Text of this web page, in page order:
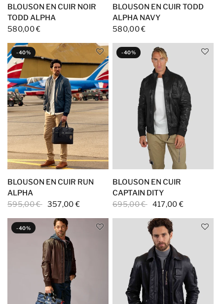
BLOUSON EN CUIR NOIR
TODD ALPHA
580,00 €
BLOUSON EN CUIR TODD
ALPHA NAVY
580,00 €
-40%
BLOUSON EN CUIR RUN
ALPHA
595,00 € 357,00 €
-40%
BLOUSON EN CUIR
CAPTAIN DITY
695,00 € 417,00 €
-40%